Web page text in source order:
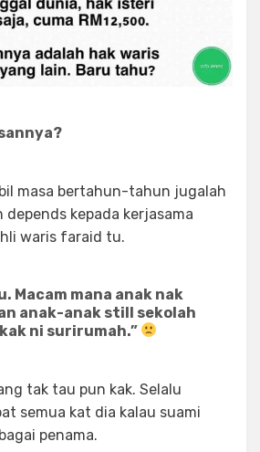
masa bertahun-tahun jugalah
kepada kerjasama
waris faraid tu.
Macam mana anak nak
anak-anak still sekolah
ni surirumah.”
tak tau pun kak. Selalu
semua kat dia kalau suami
penama.